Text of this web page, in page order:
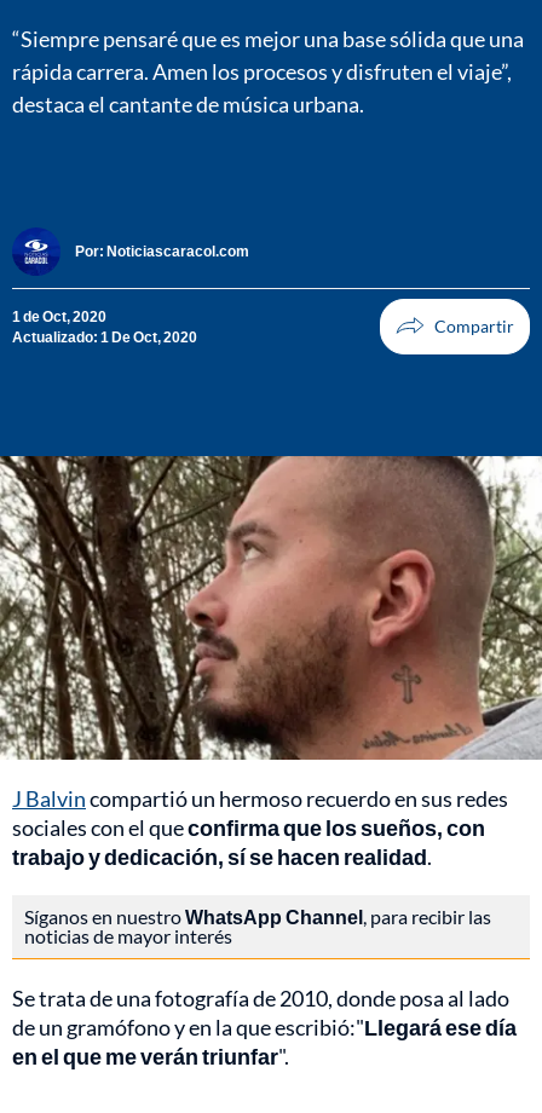
“Siempre pensaré que es mejor una base sólida que una
rápida carrera. Amen los procesos y disfruten el viaje”,
destaca el cantante de música urbana.
Por: Noticiascaracol.com
1 de Oct, 2020
Actualizado: 1 De Oct, 2020
J Balvincompartió un hermoso recuerdo en sus redes
sociales con el queconfirma que los sueños, con
trabajo y dedicación, sí se hacen realidad.
Síganos en nuestroWhatsApp Channel, para recibir las
noticias de mayor interés
Se trata de una fotografía de 2010, donde posa al lado
de un gramófono y en la que escribió:"Llegará ese día
en el que me verán triunfar".